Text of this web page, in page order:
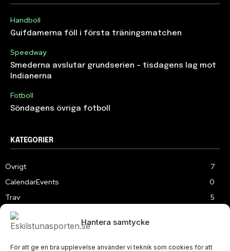
Hantera samtycke
För att ge en bra upplevelse använder vi teknik som cookies för att
Handboll
Guifdamerna föll i första träningsmatchen
Speedway
Smederna avslutar grundserien – tisdagens lag mot
Indianerna
Fotboll
Söndagens övriga fotboll
KATEGORIER
Övrigt
7
CalendarEvents
0
Trav
5
TV
Samhällsprojekt
Speedway
220